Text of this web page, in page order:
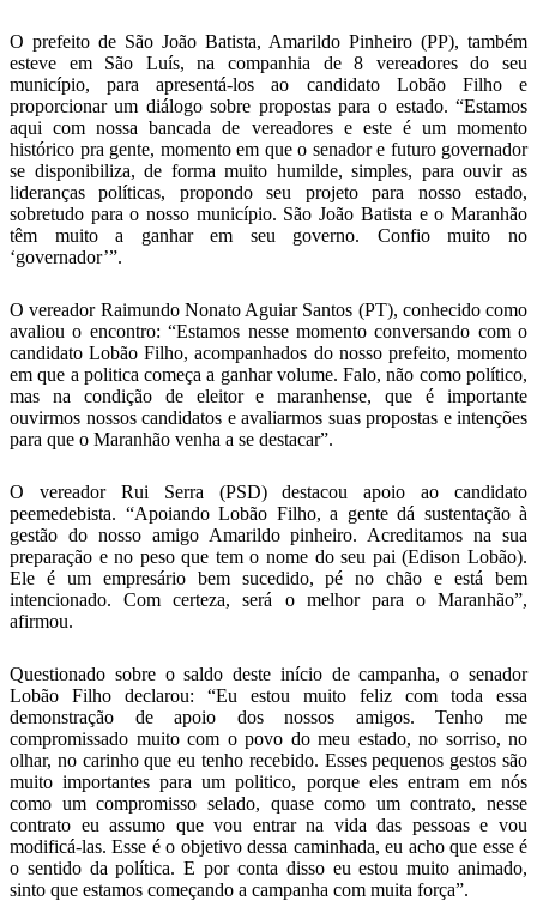
O prefeito de São João Batista, Amarildo Pinheiro (PP), também
esteve em São Luís, na companhia de 8 vereadores do seu
município, para apresentá-los ao candidato Lobão Filho e
proporcionar um diálogo sobre propostas para o estado. “Estamos
aqui com nossa bancada de vereadores e este é um momento
histórico pra gente, momento em que o senador e futuro governador
se disponibiliza, de forma muito humilde, simples, para ouvir as
lideranças políticas, propondo seu projeto para nosso estado,
sobretudo para o nosso município. São João Batista e o Maranhão
têm muito a ganhar em seu governo. Confio muito no
‘governador’”.
O vereador Raimundo Nonato Aguiar Santos (PT), conhecido como
avaliou o encontro: “Estamos nesse momento conversando com o
candidato Lobão Filho, acompanhados do nosso prefeito, momento
em que a politica começa a ganhar volume. Falo, não como político,
mas na condição de eleitor e maranhense, que é importante
ouvirmos nossos candidatos e avaliarmos suas propostas e intenções
para que o Maranhão venha a se destacar”.
O vereador Rui Serra (PSD) destacou apoio ao candidato
peemedebista. “Apoiando Lobão Filho, a gente dá sustentação à
gestão do nosso amigo Amarildo pinheiro. Acreditamos na sua
preparação e no peso que tem o nome do seu pai (Edison Lobão).
Ele é um empresário bem sucedido, pé no chão e está bem
intencionado. Com certeza, será o melhor para o Maranhão”,
afirmou.
Questionado sobre o saldo deste início de campanha, o senador
Lobão Filho declarou: “Eu estou muito feliz com toda essa
demonstração de apoio dos nossos amigos. Tenho me
compromissado muito com o povo do meu estado, no sorriso, no
olhar, no carinho que eu tenho recebido. Esses pequenos gestos são
muito importantes para um politico, porque eles entram em nós
como um compromisso selado, quase como um contrato, nesse
contrato eu assumo que vou entrar na vida das pessoas e vou
modificá-las. Esse é o objetivo dessa caminhada, eu acho que esse é
o sentido da política. E por conta disso eu estou muito animado,
sinto que estamos começando a campanha com muita força”.